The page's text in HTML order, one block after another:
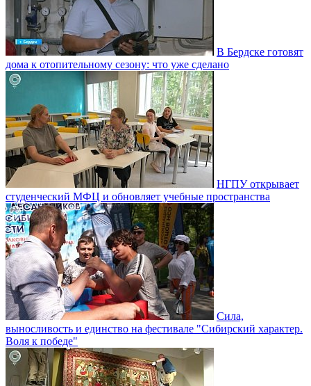
В Бердске готовят
дома к отопительному сезону: что уже сделано
НГПУ открывает
студенческий МФЦ и обновляет учебные пространства
Сила,
выносливость и единство на фестивале "Сибирский характер.
Воля к победе"